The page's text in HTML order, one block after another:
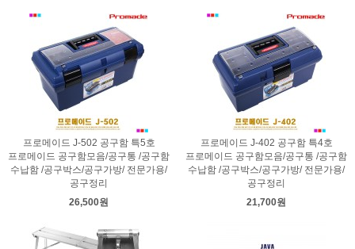
프로메이드 J-502 공구함 특5호
프로메이드 공구함모음/공구통 /공구함
수납함 /공구박스/공구가방/ 전문가용/
공구정리
26,500원
프로메이드 J-402 공구함 특4호
프로메이드 공구함모음/공구통 /공구함
수납함 /공구박스/공구가방/ 전문가용/
공구정리
21,700원